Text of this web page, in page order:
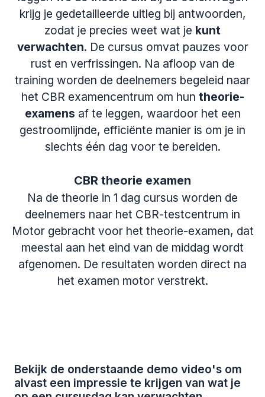
krijg je gedetailleerde uitleg bij antwoorden,
zodat je precies weet wat je kunt
verwachten. De cursus omvat pauzes voor
rust en verfrissingen. Na afloop van de
training worden de deelnemers begeleid naar
het CBR examencentrum om hun theorie-
examens af te leggen, waardoor het een
gestroomlijnde, efficiënte manier is om je in
slechts één dag voor te bereiden.
CBR theorie examen
Na de theorie in 1 dag cursus worden de
deelnemers naar het CBR-testcentrum in
Motor gebracht voor het theorie-examen, dat
meestal aan het eind van de middag wordt
afgenomen. De resultaten worden direct na
het examen motor verstrekt.
Bekijk de onderstaande demo video's om
alvast een impressie te krijgen van wat je